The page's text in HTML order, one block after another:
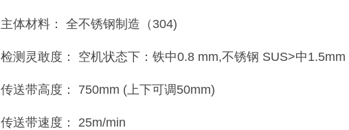
主体材料： 全不锈钢制造（304)
检测灵敢度： 空机状态下：铁中0.8 mm,不锈钢 SUS>中1.5mm
传送带高度： 750mm (上下可调50mm)
传送带速度： 25m/min